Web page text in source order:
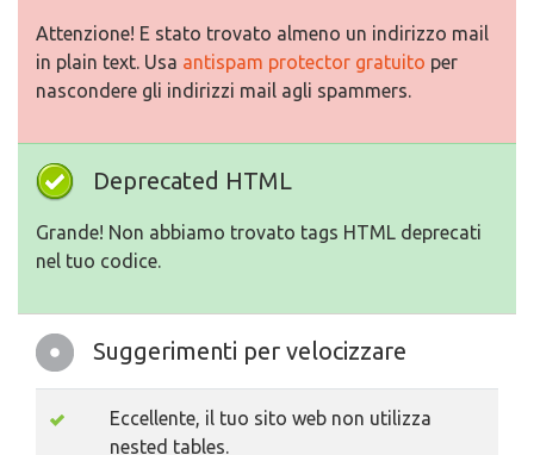
Attenzione! E stato trovato almeno un indirizzo mail
in plain text. Usa antispam protector gratuito per
nascondere gli indirizzi mail agli spammers.
Deprecated HTML
Grande! Non abbiamo trovato tags HTML deprecati
nel tuo codice.
Suggerimenti per velocizzare
Eccellente, il tuo sito web non utilizza
nested tables.